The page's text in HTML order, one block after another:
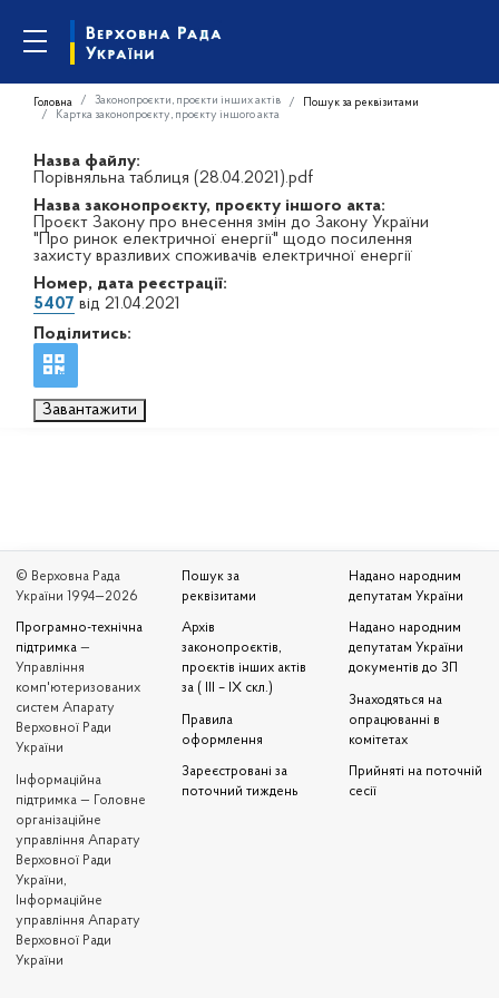
Головна Законопроєкти, проєкти інших актів
Пошук за реквізитами
Картка законопроєкту, проєкту іншого акта
Назва файлу:
Порівняльна таблиця (28.04.2021).pdf
Назва законопроєкту, проєкту іншого акта:
Проєкт Закону про внесення змін до Закону України
"Про ринок електричної енергії" щодо посилення
захисту вразливих споживачів електричної енергії
Номер, дата реєстрації:
5407 від 21.04.2021
Поділитись:
Завантажити
© Верховна Рада
України 1994—2026
Програмно-технічна
підтримка —
Управління
комп'ютеризованих
систем Апарату
Верховної Ради
України
Iнформаційна
підтримка — Головне
організаційне
управління Апарату
Верховної Ради
України,
Інформаційне
управління Апарату
Верховної Ради
України
Пошук за
реквізитами
Архів
законопроєктів,
проєктів інших актів
за ( III – IX скл.)
Правила
оформлення
Зареєстровані за
поточний тиждень
Надано народним
депутатам України
Надано народним
депутатам України
документів до ЗП
Знаходяться на
опрацюванні в
комітетах
Прийняті на поточній
сесії